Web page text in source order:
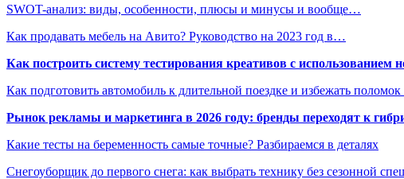
SWOT-анализ: виды, особенности, плюсы и минусы и вообще…
Как продавать мебель на Авито? Руководство на 2023 год в…
Как построить систему тестирования креативов с использованием
Как подготовить автомобиль к длительной поездке и избежать поломок
Рынок рекламы и маркетинга в 2026 году: бренды переходят к
Какие тесты на беременность самые точные? Разбираемся в деталях
Снегоуборщик до первого снега: как выбрать технику без сезонной